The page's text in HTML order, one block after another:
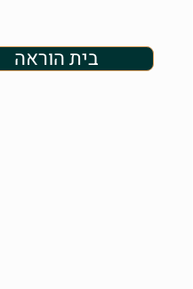
בית הוראה